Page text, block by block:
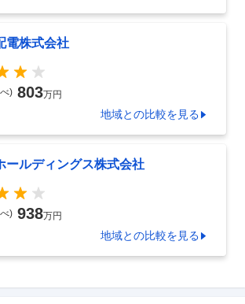
電株式会社
) 803万円
地域との比較を見る
ールディングス株式会社
) 938万円
地域との比較を見る